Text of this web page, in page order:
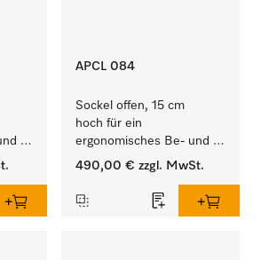
APCL 084
Sockel offen, 15 cm
hoch für ein
ergonomisches Be- und
Entladen von
Trockner.
490,00 € zzgl. MwSt.